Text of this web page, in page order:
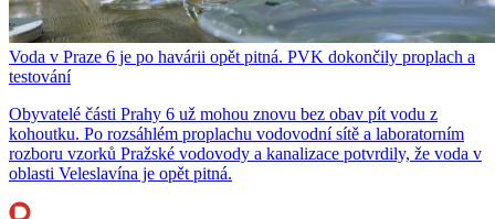
Voda v Praze 6 je po havárii opět pitná. PVK dokončily proplach a
testování
Obyvatelé části Prahy 6 už mohou znovu bez obav pít vodu z
kohoutku. Po rozsáhlém proplachu vodovodní sítě a laboratorním
rozboru vzorků Pražské vodovody a kanalizace potvrdily, že voda v
oblasti Veleslavína je opět pitná.